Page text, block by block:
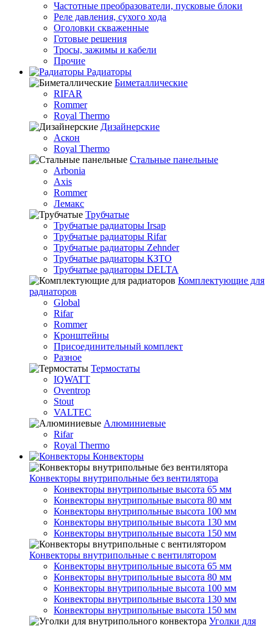
Частотные преобразователи, пусковые блоки
Реле давления, сухого хода
Оголовки скваженные
Готовые решения
Тросы, зажимы и кабели
Прочие
Радиаторы
Биметаллические
RIFAR
Rommer
Royal Thermo
Дизайнерские
Аскон
Royal Thermo
Стальные панельные
Arbonia
Axis
Rommer
Лемакс
Трубчатые
Трубчатые радиаторы Irsap
Трубчатые радиаторы Rifar
Трубчатые радиаторы Zehnder
Трубчатые радиаторы КЗТО
Трубчатые радиаторы DELTA
Комплектующие для
радиаторов
Global
Rifar
Rommer
Кронштейны
Присоединительный комплект
Разное
Термостаты
IQWATT
Oventrop
Stout
VALTEC
Алюминиевые
Rifar
Royal Thermo
Конвекторы
Конвекторы внутрипольные без вентилятора
Конвекторы внутрипольные высота 65 мм
Конвекторы внутрипольные высота 80 мм
Конвекторы внутрипольные высота 100 мм
Конвекторы внутрипольные высота 130 мм
Конвекторы внутрипольные высота 150 мм
Конвекторы внутрипольные с вентилятором
Конвекторы внутрипольные высота 65 мм
Конвекторы внутрипольные высота 80 мм
Конвекторы внутрипольные высота 100 мм
Конвекторы внутрипольные высота 130 мм
Конвекторы внутрипольные высота 150 мм
Уголки для